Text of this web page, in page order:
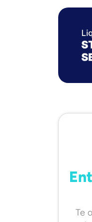
Te